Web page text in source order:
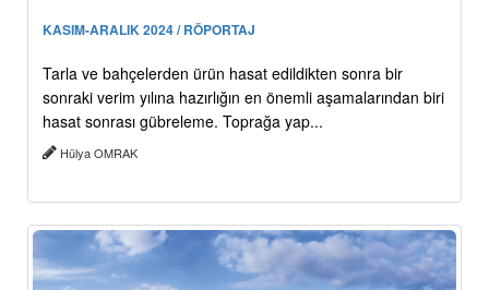
KASIM-ARALIK 2024 / RÖPORTAJ
Tarla ve bahçelerden ürün hasat edildikten sonra bir
sonraki verim yılına hazırlığın en önemli aşamalarından biri
hasat sonrası gübreleme. Toprağa yap...
Hülya OMRAK